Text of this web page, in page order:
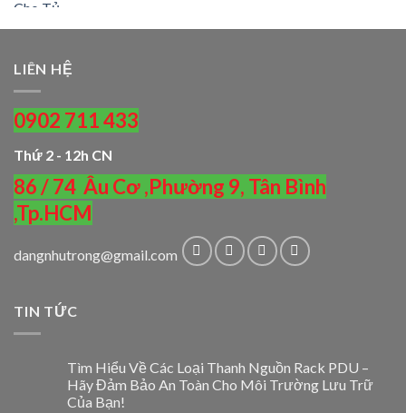
LIÊN HỆ
0902 711 433
Thứ 2 - 12h CN
86 / 74 Âu Cơ ,Phường 9, Tân Bình
,Tp.HCM
dangnhutrong@gmail.com
TIN TỨC
Tìm Hiểu Về Các Loại Thanh Nguồn Rack PDU –
Hãy Đảm Bảo An Toàn Cho Môi Trường Lưu Trữ
Của Bạn!